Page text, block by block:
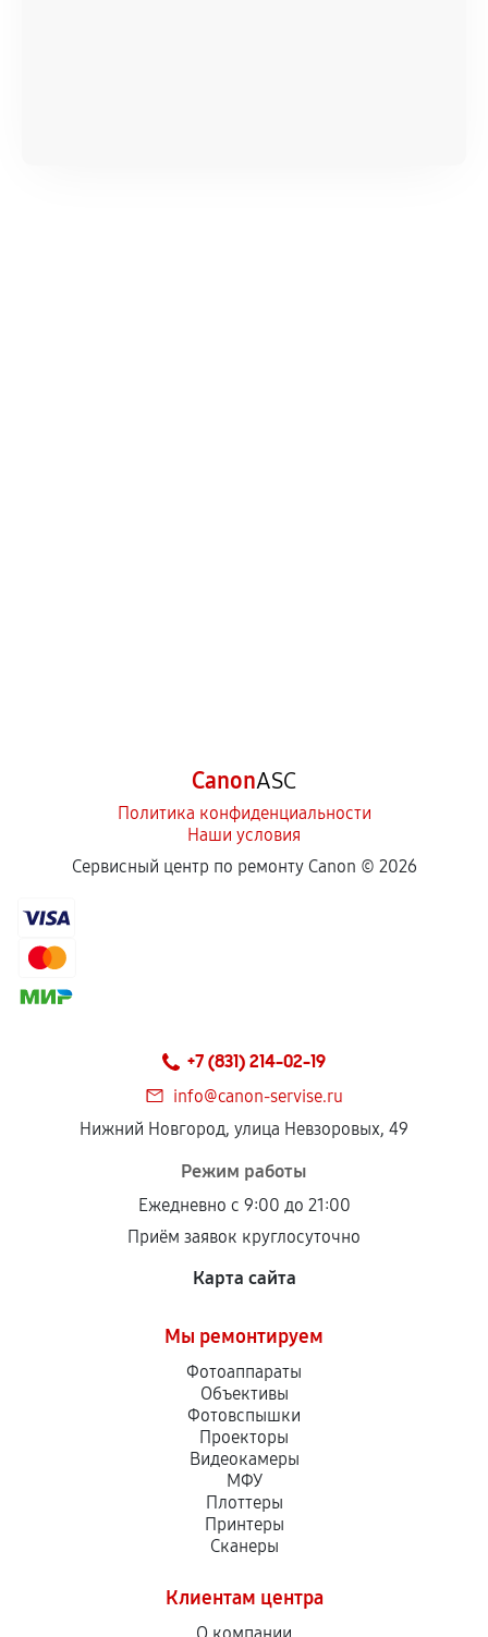
CanonASC
Политика конфиденциальности
Наши условия
Сервисный центр по ремонту Canon © 2026
+7 (831) 214-02-19
info@canon-servise.ru
Нижний Новгород, улица Невзоровых, 49
Режим работы
Ежедневно с 9:00 до 21:00
Приём заявок круглосуточно
Карта сайта
Мы ремонтируем
Фотоаппараты
Объективы
Фотовспышки
Проекторы
Видеокамеры
МФУ
Плоттеры
Принтеры
Сканеры
Клиентам центра